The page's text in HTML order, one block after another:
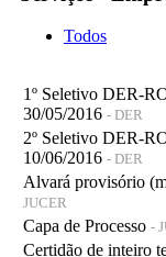
Todos
1º Seletivo DER-
30/05/2016 - DER
2º Seletivo DER-
10/06/2016 - DER
Alvará provisório
JUCER
Capa de Processo -
Certidão de inteiro